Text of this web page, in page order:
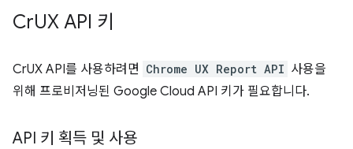
CrUX API 키
CrUX API를 사용하려면 Chrome UX Report API 사용을
위해 프로비저닝된 Google Cloud API 키가 필요합니다.
API 키 획득 및 사용